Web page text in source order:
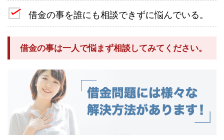
借金の事を誰にも相談できずに悩んでいる。
借金の事は一人で悩まず相談してみてください。